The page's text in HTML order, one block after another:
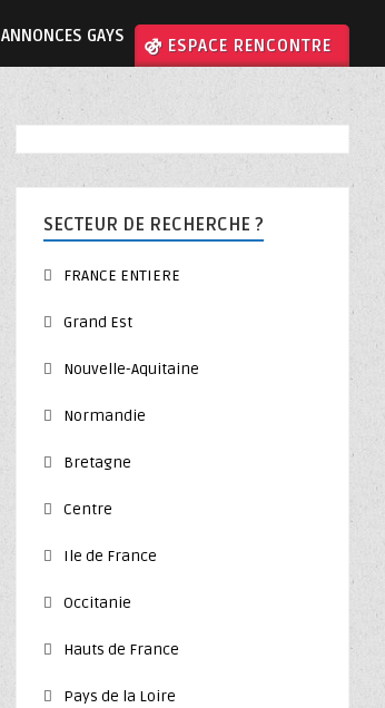
ANNONCES GAYS ⚣ ESPACE RENCONTRE
SECTEUR DE RECHERCHE ?
FRANCE ENTIERE
Grand Est
Nouvelle-Aquitaine
Normandie
Bretagne
Centre
Ile de France
Occitanie
Hauts de France
Pays de la Loire